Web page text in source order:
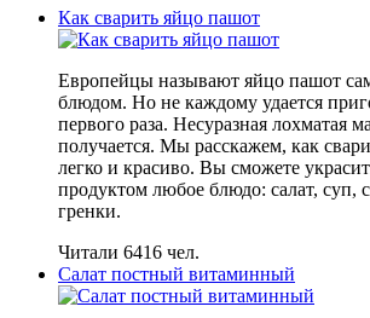
Как сварить яйцо пашот
Европейцы называют яйцо пашот
блюдом. Но не каждому удается
первого раза. Несуразная лохматая
получается. Мы расскажем, как
легко и красиво. Вы сможете
продуктом любое блюдо: салат, суп,
гренки.
Читали 6416 чел.
Салат постный витаминный